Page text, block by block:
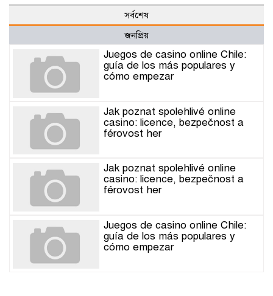
সর্বশেষ
জনপ্রিয়
Juegos de casino online Chile:
guía de los más populares y
cómo empezar
Jak poznat spolehlivé online
casino: licence, bezpečnost a
férovost her
Jak poznat spolehlivé online
casino: licence, bezpečnost a
férovost her
Juegos de casino online Chile:
guía de los más populares y
cómo empezar